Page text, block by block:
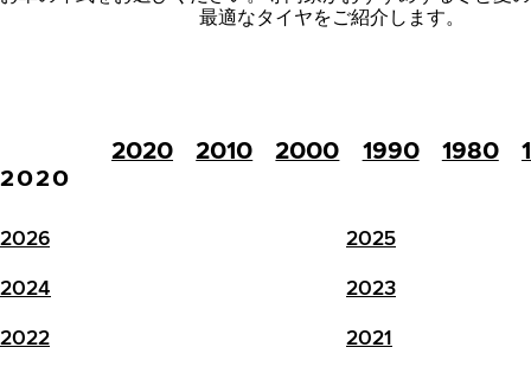
最適なタイヤをご紹介します。
2020 2010 2000 1990 1980
2020
2026 2025
2024 2023
2022 2021